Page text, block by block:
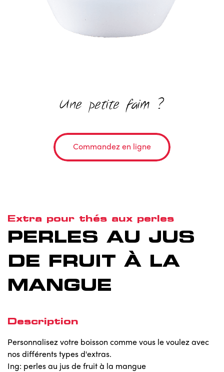
Une petite faim ?
Commandez en ligne
Extra pour thés aux perles
PERLES AU JUS
DE FRUIT À LA
MANGUE
Description
Personnalisez votre boisson comme vous le voulez avec
nos différents types d'extras.
Ing: perles au jus de fruit à la mangue